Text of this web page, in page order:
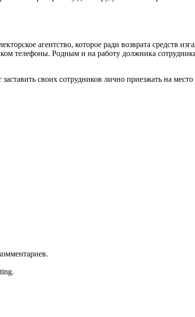
агентство, которое ради возврата средств
телефоны. Родным и на работу должника
своих сотрудников лично приезжать на